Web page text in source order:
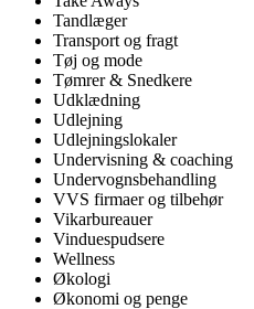
Tandlæger
Transport og fragt
Tøj og mode
Tømrer & Snedkere
Udklædning
Udlejning
Udlejningslokaler
Undervisning & coaching
Undervognsbehandling
VVS firmaer og tilbehør
Vikarbureauer
Vinduespudsere
Wellness
Økologi
Økonomi og penge